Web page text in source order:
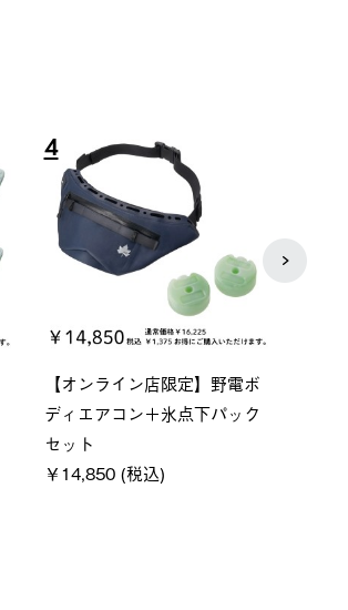
8
Q-TOP ソーラーサンドブロッ
クサンシェード-BF
￥16,800 (税込)